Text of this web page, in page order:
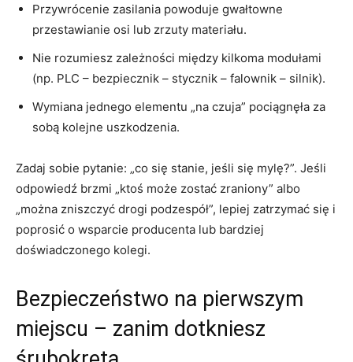
Przywrócenie zasilania powoduje gwałtowne
przestawianie osi lub zrzuty materiału.
Nie rozumiesz zależności między kilkoma modułami
(np. PLC – bezpiecznik – stycznik – falownik – silnik).
Wymiana jednego elementu „na czuja” pociągnęła za
sobą kolejne uszkodzenia.
Zadaj sobie pytanie: „co się stanie, jeśli się mylę?”. Jeśli
odpowiedź brzmi „ktoś może zostać zraniony” albo
„można zniszczyć drogi podzespół”, lepiej zatrzymać się i
poprosić o wsparcie producenta lub bardziej
doświadczonego kolegi.
Bezpieczeństwo na pierwszym
miejscu – zanim dotkniesz